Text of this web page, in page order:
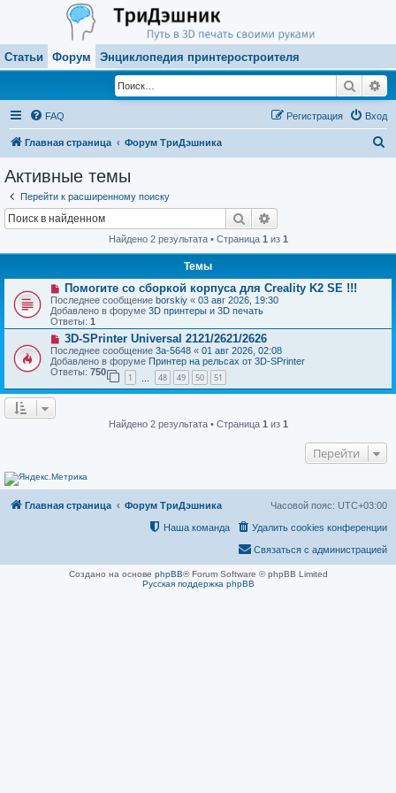
Статьи Форум Энциклопедия принтеростроителя
Поиск
FAQ Вход
Регистрация
Главная страница Форум ТриДэшника
Активные темы
Перейти к расширенному поиску
Поиск
Найдено 2 результата • Страница 1 из 1
Темы
Н
о
в
о
е
с
о
о
б
е
Помогите со сборкой корпуса для Creality K2 SE !!!
Последнее сообщение borskiy « 03 авг 2026, 19:30
Добавлено в форуме 3D принтеры и 3D печать
Ответы: 1
Н
о
в
о
е
с
е
3D-SPrinter Universal 2121/2621/2626
Последнее сообщение 3a-5648 « 01 авг 2026, 02:08
Добавлено в форуме Принтер на рельсах от 3D-SPrinter
Ответы: 750
1 48 49 50 51
Найдено 2 результата • Страница 1 из 1
Перейти
Главная страница Форум ТриДэшника Часовой пояс: UTC+03:00
Удалить cookies конференции
Наша команда
Связаться с администрацией
Создано на основе phpBB® Forum Software © phpBB Limited
Русская поддержка phpBB